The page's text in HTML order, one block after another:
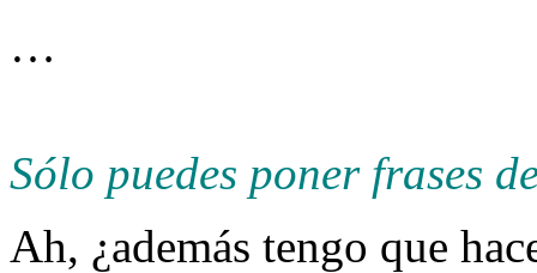
…
Sólo puedes poner frases
Ah, ¿además tengo que